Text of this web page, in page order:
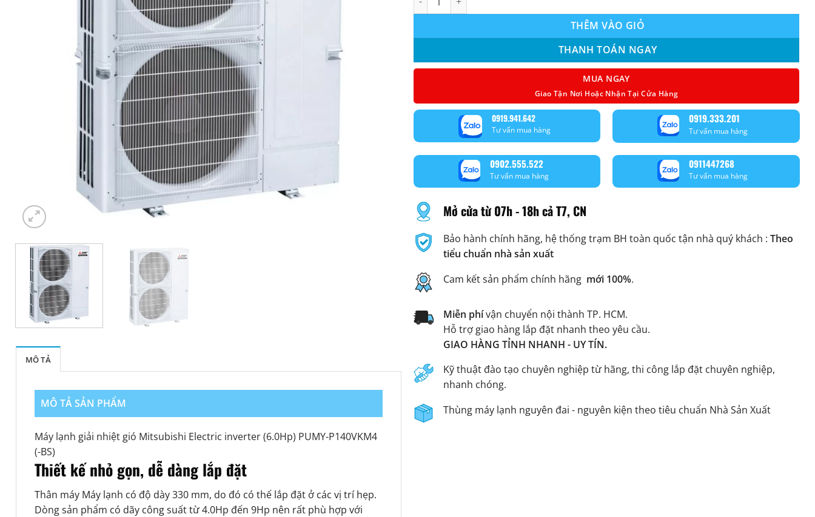
MÔ TẢ
MÔ TẢ SẢN PHẨM
Máy lạnh giải nhiệt gió Mitsubishi Electric inverter (6.0Hp) PUMY-P140VKM4
(-BS)
Thiết kế nhỏ gọn, dễ dàng lắp đặt
Thân máy Máy lạnh có độ dày 330 mm, do đó có thế lắp đặt ở các vị trí hẹp.
Dòng sản phẩm có dãy công suất từ 4.0Hp đến 9Hp nên rất phù hợp với
THÊM VÀO GIỎ
THANH TOÁN NGAY
MUA NGAY
Giao Tận Nơi Hoặc Nhận Tại Cửa Hàng
0919.941.642
Tư vấn mua hàng
0919.333.201
Tư vấn mua hàng
0902.555.522
Tư vấn mua hàng
0911447268
Tư vấn mua hàng
Mở cửa từ 07h - 18h cả T7, CN
Bảo hành chính hãng, hệ thống trạm BH toàn quốc tận nhà quý khách : Theo
tiểu chuẩn nhà sản xuất
Cam kết sản phẩm chính hãng mới 100%.
Miễn phívận chuyển nội thành TP. HCM.
Hỗ trợ giao hàng lắp đặt nhanh theo yêu cầu.
GIAO HÀNG TỈNH NHANH - UY TÍN.
Kỹ thuật đào tạo chuyên nghiệp từ hãng, thi công lắp đặt chuyên nghiệp,
nhanh chóng.
Thùng máy lạnh nguyên đai - nguyên kiện theo tiêu chuẩn Nhà Sản Xuất